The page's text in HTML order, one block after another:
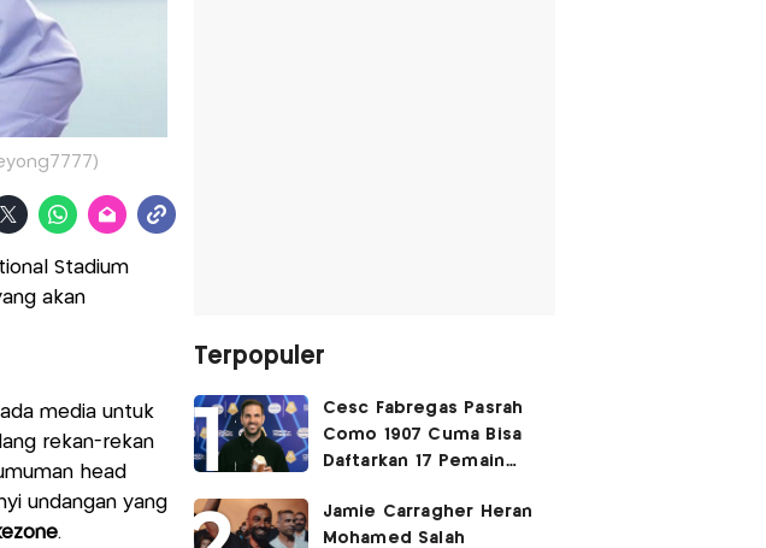
Stadium
akan
media untuk
rekan-rekan
head
undangan yang
.
Terpopuler
Cesc Fabregas Pasrah
Como 1907 Cuma Bisa
Daftarkan 17 Pemain
2026-2027
Jamie Carragher Heran
Mohamed Salah